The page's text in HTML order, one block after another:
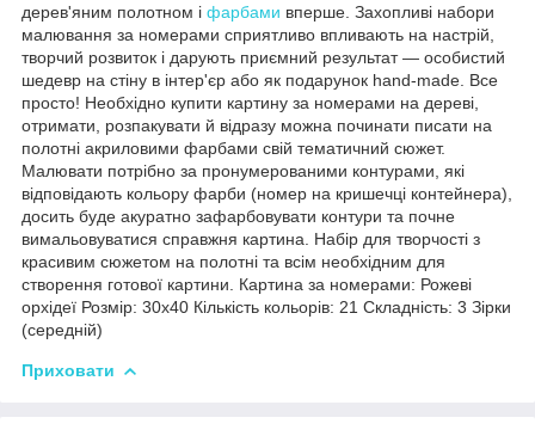
дерев'яним полотном і фарбами вперше. Захопливі набори
малювання за номерами сприятливо впливають на настрій,
творчий розвиток і дарують приємний результат — особистий
шедевр на стіну в інтер'єр або як подарунок hand-made. Все
просто! Необхідно купити картину за номерами на дереві,
отримати, розпакувати й відразу можна починати писати на
полотні акриловими фарбами свій тематичний сюжет.
Малювати потрібно за пронумерованими контурами, які
відповідають кольору фарби (номер на кришечці контейнера),
досить буде акуратно зафарбовувати контури та почне
вимальовуватися справжня картина. Набір для творчості з
красивим сюжетом на полотні та всім необхідним для
створення готової картини. Картина за номерами: Рожеві
орхідеї Розмір: 30х40 Кількість кольорів: 21 Складність: 3 Зірки
(середній)
Приховати